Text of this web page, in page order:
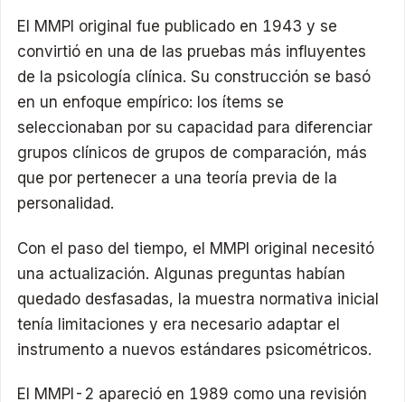
El MMPI original fue publicado en 1943 y se
convirtió en una de las pruebas más influyentes
de la psicología clínica. Su construcción se basó
en un enfoque empírico: los ítems se
seleccionaban por su capacidad para diferenciar
grupos clínicos de grupos de comparación, más
que por pertenecer a una teoría previa de la
personalidad.
Con el paso del tiempo, el MMPI original necesitó
una actualización. Algunas preguntas habían
quedado desfasadas, la muestra normativa inicial
tenía limitaciones y era necesario adaptar el
instrumento a nuevos estándares psicométricos.
El MMPI-2 apareció en 1989 como una revisión